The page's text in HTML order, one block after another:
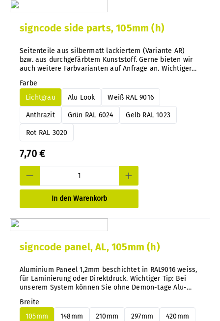
signcode side parts, 105mm (h)
Seitenteile aus silbermatt lackiertem (Variante AR)
bzw. aus durchgefärbtem Kunststoff. Gerne bieten wir
auch weitere Farbvarianten auf Anfrage an. Wichtiger
die Farbkennung jederzeit und nachträglich ganz
einfach wechseln.
Farbe
Lichtgrau
Alu Look Weiß RAL 9016
Anthrazit Grün RAL 6024 Gelb RAL 1023
Rot RAL 3020
7,70 €
In den Warenkorb
signcode panel, AL, 105mm (h)
Aluminium Paneel 1,2mm beschichtet in RAL9016 weiss,
für Laminierung oder Direktdruck. Wichtiger Tip: Bei
unserem System können Sie ohne Demon-tage Alu-
einfach wechseln.
Breite
105mm
148mm 210mm 297mm 420mm